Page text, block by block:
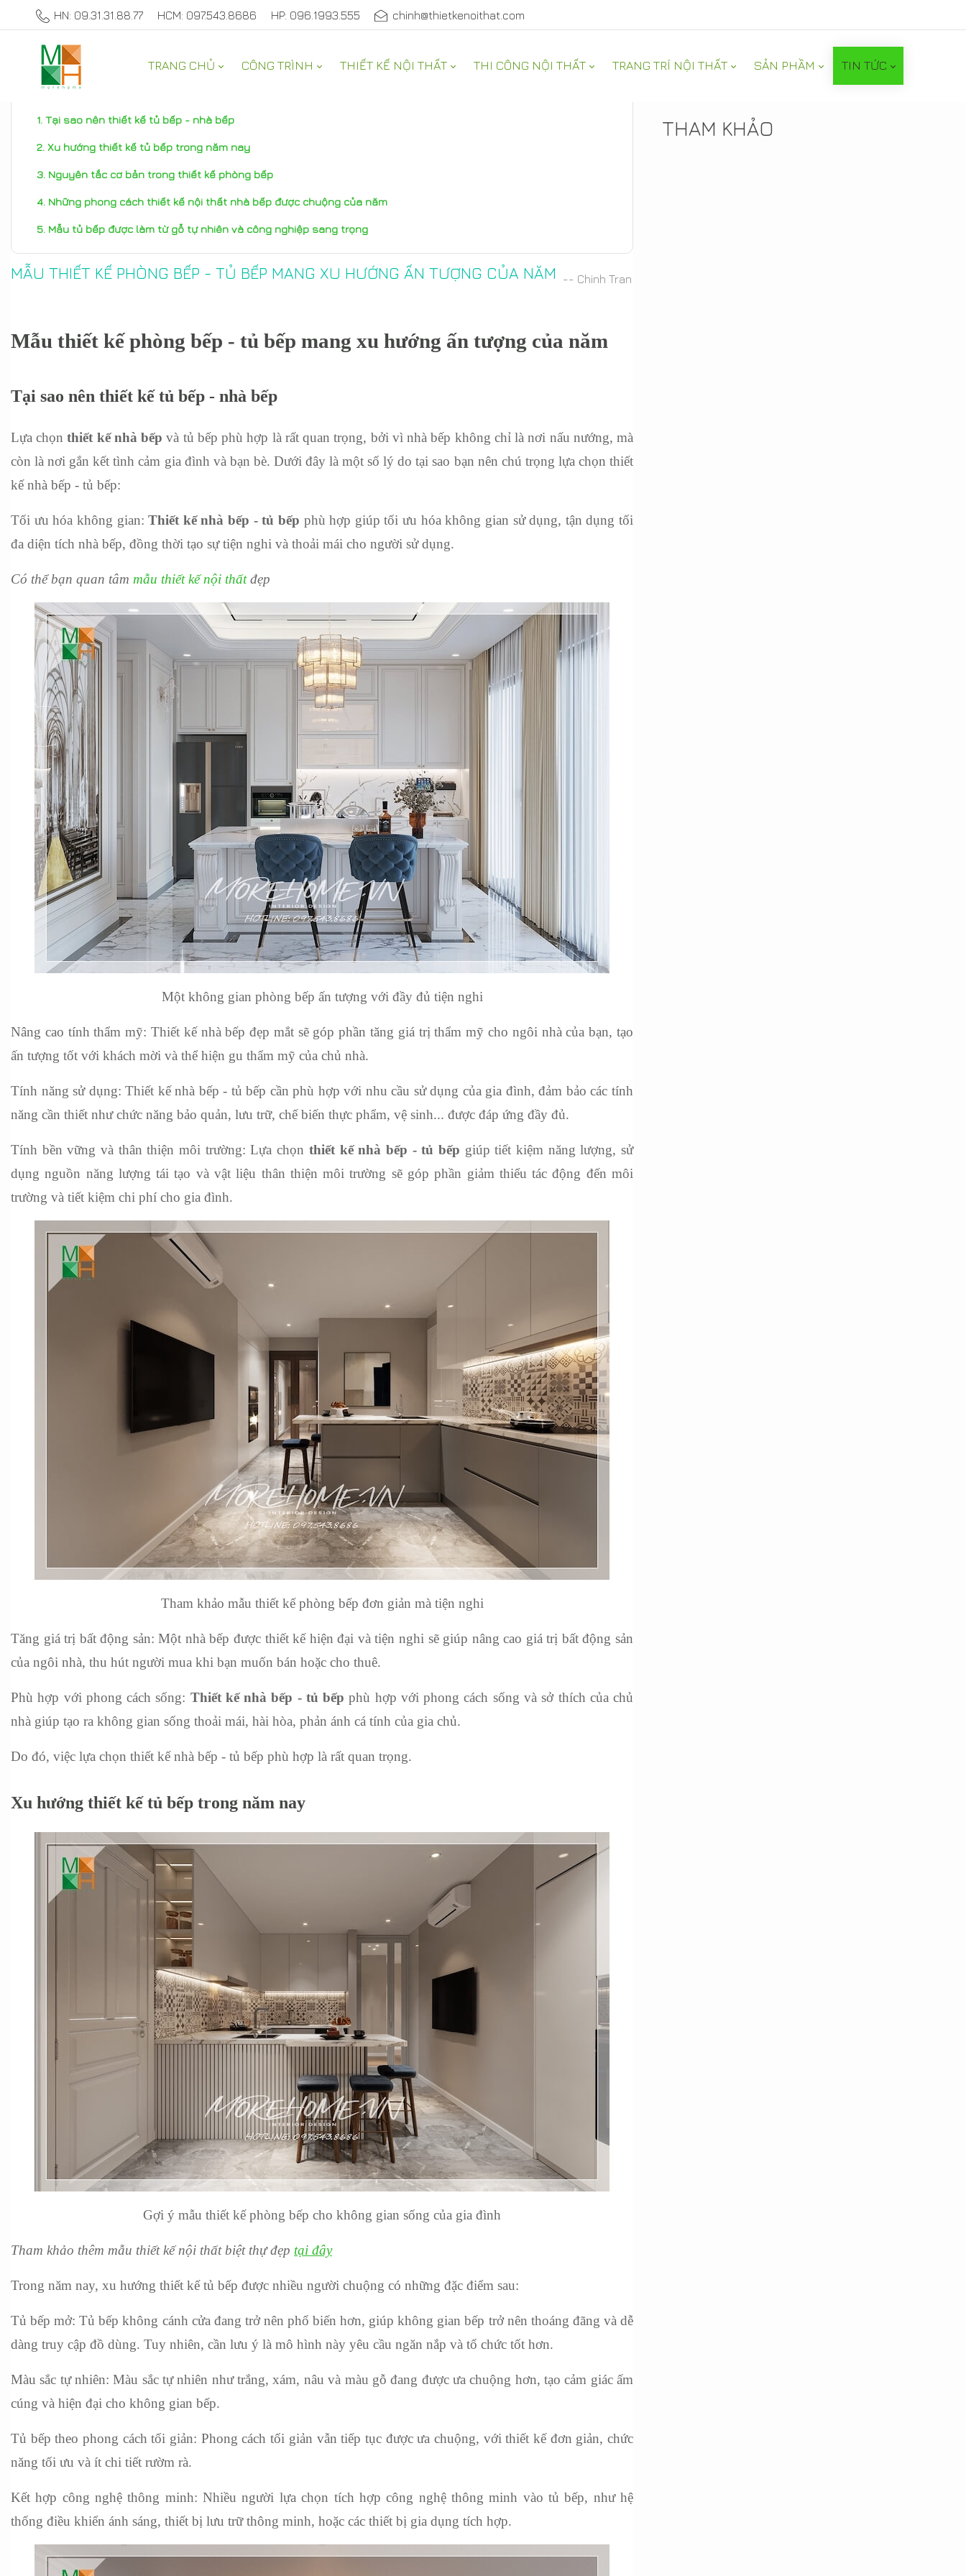
HN: 09.31.31.88.77 HCM: 097.543.8686 HP: 096.1993.555 chinh@thietkenoithat.com
TRANG CHỦ CÔNG TRÌNH THIẾT KẾ NỘI THẤT THI CÔNG NỘI THẤT TRANG TRÍ NỘI THẤT SẢN PHẦM TIN TỨC
TƯ VẤN NỘI THẤT NHÀ ĐẸP
Tại sao nên thiết kế tủ bếp - nhà bếp
Xu hướng thiết kế tủ bếp trong năm nay
Nguyên tắc cơ bản trong thiết kế phòng bếp
Những phong cách thiết kế nội thất nhà bếp được chuộng của năm
Mẫu tủ bếp được làm từ gỗ tự nhiên và công nghiệp sang trọng
MẪU THIẾT KẾ PHÒNG BẾP - TỦ BẾP MANG XU HƯỚNG ẤN TƯỢNG CỦA NĂM -- Chinh Tran
Mẫu thiết kế phòng bếp - tủ bếp mang xu hướng ấn tượng của năm
Tại sao nên thiết kế tủ bếp - nhà bếp
Lựa chọn thiết kế nhà bếp và tủ bếp phù hợp là rất quan trọng, bởi vì nhà bếp không chỉ là nơi nấu nướng, mà
còn là nơi gắn kết tình cảm gia đình và bạn bè. Dưới đây là một số lý do tại sao bạn nên chú trọng lựa chọn thiết
kế nhà bếp - tủ bếp:
Tối ưu hóa không gian: Thiết kế nhà bếp - tủ bếp phù hợp giúp tối ưu hóa không gian sử dụng, tận dụng tối
đa diện tích nhà bếp, đồng thời tạo sự tiện nghi và thoải mái cho người sử dụng.
Có thể bạn quan tâm mẫu thiết kế nội thất đẹp
Một không gian phòng bếp ấn tượng với đầy đủ tiện nghi
Nâng cao tính thẩm mỹ: Thiết kế nhà bếp đẹp mắt sẽ góp phần tăng giá trị thẩm mỹ cho ngôi nhà của bạn, tạo
ấn tượng tốt với khách mời và thể hiện gu thẩm mỹ của chủ nhà.
Tính năng sử dụng: Thiết kế nhà bếp - tủ bếp cần phù hợp với nhu cầu sử dụng của gia đình, đảm bảo các tính
năng cần thiết như chức năng bảo quản, lưu trữ, chế biến thực phẩm, vệ sinh... được đáp ứng đầy đủ.
Tính bền vững và thân thiện môi trường: Lựa chọn thiết kế nhà bếp - tủ bếp giúp tiết kiệm năng lượng, sử
dụng nguồn năng lượng tái tạo và vật liệu thân thiện môi trường sẽ góp phần giảm thiểu tác động đến môi
trường và tiết kiệm chi phí cho gia đình.
Tham khảo mẫu thiết kế phòng bếp đơn giản mà tiện nghi
Tăng giá trị bất động sản: Một nhà bếp được thiết kế hiện đại và tiện nghi sẽ giúp nâng cao giá trị bất động sản
của ngôi nhà, thu hút người mua khi bạn muốn bán hoặc cho thuê.
Phù hợp với phong cách sống: Thiết kế nhà bếp - tủ bếp phù hợp với phong cách sống và sở thích của chủ
nhà giúp tạo ra không gian sống thoải mái, hài hòa, phản ánh cá tính của gia chủ.
Do đó, việc lựa chọn thiết kế nhà bếp - tủ bếp phù hợp là rất quan trọng.
Xu hướng thiết kế tủ bếp trong năm nay
Gợi ý mẫu thiết kế phòng bếp cho không gian sống của gia đình
Tham khảo thêm mẫu thiết kế nội thất biệt thự đẹp tại đây
Trong năm nay, xu hướng thiết kế tủ bếp được nhiều người chuộng có những đặc điểm sau:
Tủ bếp mở: Tủ bếp không cánh cửa đang trở nên phổ biến hơn, giúp không gian bếp trở nên thoáng đãng và dễ
dàng truy cập đồ dùng. Tuy nhiên, cần lưu ý là mô hình này yêu cầu ngăn nắp và tổ chức tốt hơn.
Màu sắc tự nhiên: Màu sắc tự nhiên như trắng, xám, nâu và màu gỗ đang được ưa chuộng hơn, tạo cảm giác ấm
cúng và hiện đại cho không gian bếp.
Tủ bếp theo phong cách tối giản: Phong cách tối giản vẫn tiếp tục được ưa chuộng, với thiết kế đơn giản, chức
năng tối ưu và ít chi tiết rườm rà.
Kết hợp công nghệ thông minh: Nhiều người lựa chọn tích hợp công nghệ thông minh vào tủ bếp, như hệ
thống điều khiển ánh sáng, thiết bị lưu trữ thông minh, hoặc các thiết bị gia dụng tích hợp.
TIN NỔI BẬT
THAM KHẢO